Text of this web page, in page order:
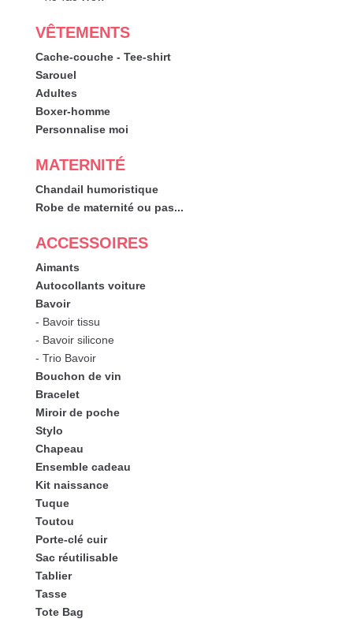
VÊTEMENTS
Cache-couche - Tee-shirt
Sarouel
Adultes
Boxer-homme
Personnalise moi
MATERNITÉ
Chandail humoristique
Robe de maternité ou pas...
ACCESSOIRES
Aimants
Autocollants voiture
Bavoir
- Bavoir tissu
- Bavoir silicone
- Trio Bavoir
Bouchon de vin
Bracelet
Miroir de poche
Stylo
Chapeau
Ensemble cadeau
Kit naissance
Tuque
Toutou
Porte-clé cuir
Sac réutilisable
Tablier
Tasse
Tote Bag